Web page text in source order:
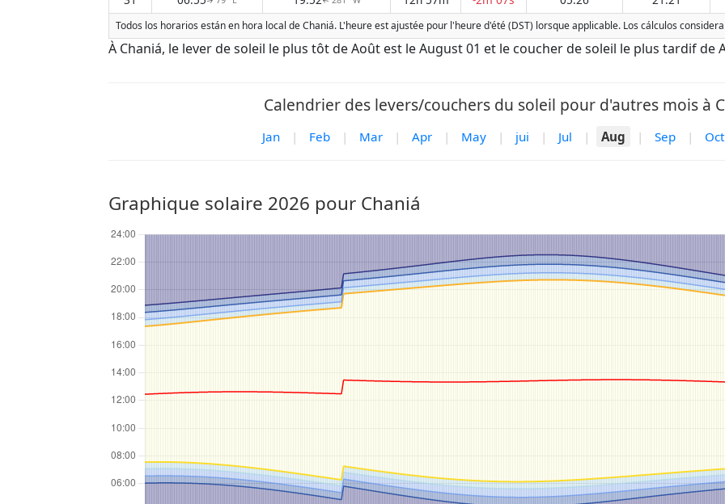
Todos los horarios están en hora local de Chaniá. L'heure est ajustée pour l'heure d'été (DST) lorsque applicable. Los cálculos
À Chaniá, le lever de soleil le plus tôt de Août est le August 01 et le coucher de soleil le plus tardif de
Calendrier des levers/couchers du soleil pour d'autres mois à
Jan | Feb | Mar | Apr | May | jui | Jul | Aug | Sep | Oct
Graphique solaire 2026 pour Chaniá